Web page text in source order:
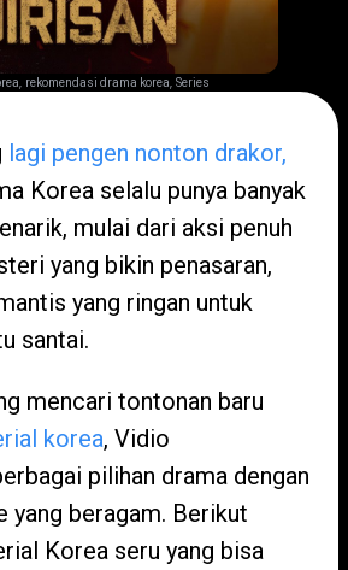
, rekomendasi drama korea, Series
lagi pengen nonton drakor,
Korea selalu punya banyak
mulai dari aksi penuh
yang bikin penasaran,
yang ringan untuk
santai.
mencari tontonan baru
korea, Vidio
pilihan drama dengan
yang beragam. Berikut
Korea seru yang bisa